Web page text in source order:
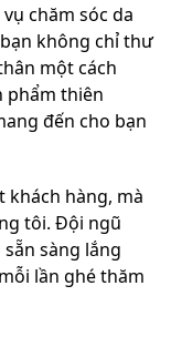
chăm sóc da
không chỉ thư
một cách
phẩm thiên
đến cho bạn
khách hàng, mà
tôi. Đội ngũ
sàng lắng
lần ghé thăm